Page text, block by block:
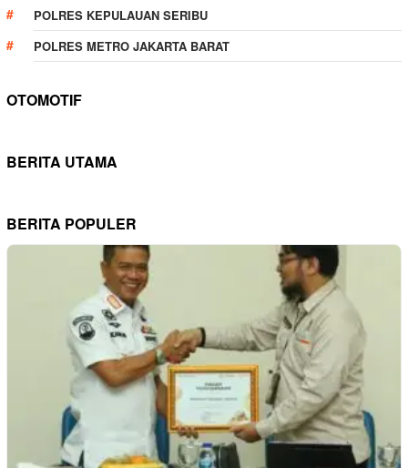
POLRES KEPULAUAN SERIBU
POLRES METRO JAKARTA BARAT
OTOMOTIF
BERITA UTAMA
BERITA POPULER